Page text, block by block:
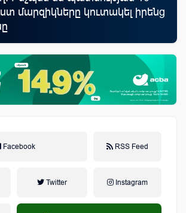
մարզիկները կուտակել իրենց
Facebook RSS Feed
Twitter Instagram